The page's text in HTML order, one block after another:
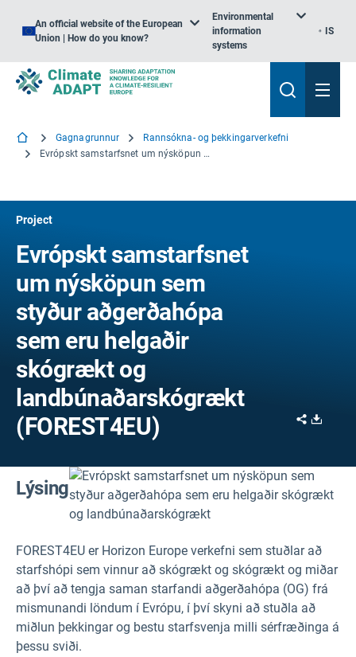
An official website of the European
Union | How do you know?
Environmental
information
systems
IS
Gagnagrunnur
Rannsókna- og þekkingarverkefni
Evrópskt samstarfsnet um nýsköpun sem styður aðgerðahópa sem eru helgaðir skógrækt og landbúnaðarskógrækt
Project
Evrópskt samstarfsnet
um nýsköpun sem
styður aðgerðahópa
sem eru helgaðir
skógrækt og
landbúnaðarskógrækt
(FOREST4EU)
Share
Lýsing
FOREST4EU er Horizon Europe verkefni sem stuðlar að
starfshópi sem vinnur að skógrækt og skógrækt og miðar
að því að tengja saman starfandi aðgerðahópa (OG) frá
mismunandi löndum í Evrópu, í því skyni að stuðla að
miðlun þekkingar og bestu starfsvenja milli sérfræðinga á
þessu sviði.